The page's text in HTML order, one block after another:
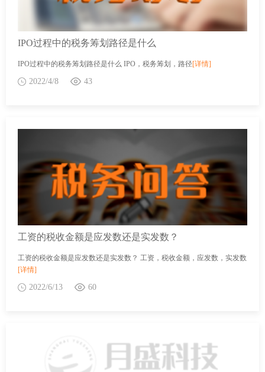
IPO过程中的税务筹划路径是什么
IPO过程中的税务筹划路径是什么 IPO，税务筹划，路径[详情]
2022/4/8 43
工资的税收金额是应发数还是实发数？
工资的税收金额是应发数还是实发数？ 工资，税收金额，应发数，实发数
[详情]
2022/6/13 60